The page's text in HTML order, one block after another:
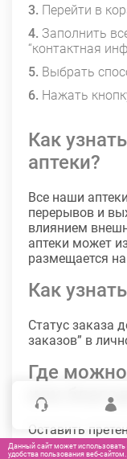
Перейти в
Заполнить
“контактная
Выбрать
Нажать
Как
аптеки?
Все наши
перерывов и
влиянием
аптеки может
размещается
Как
Статус заказа
заказов” в
Где
или
Оставить
вопрос можно
Данный сайт может
удобства пользования веб-